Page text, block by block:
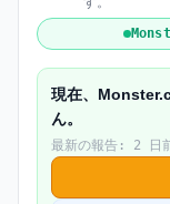
現在、
ん。
最新の報告: 2 日